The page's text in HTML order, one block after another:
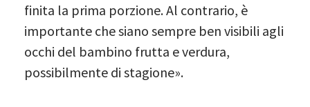
finita la prima porzione. Al contrario, è
importante che siano sempre ben visibili agli
occhi del bambino frutta e verdura,
possibilmente di stagione».